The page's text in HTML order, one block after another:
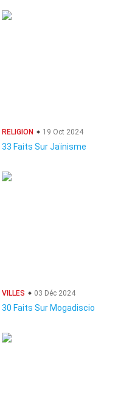
RELIGION 19 Oct 2024
33 Faits Sur Jaïnisme
VILLES 03 Déc 2024
30 Faits Sur Mogadiscio